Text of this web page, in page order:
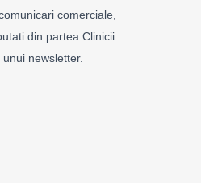
comerciale,
din partea Clinicii
newsletter.